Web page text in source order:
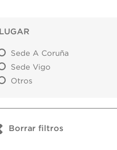
LUGAR
Sede A Coruña
Sede Vigo
Otros
Borrar filtros